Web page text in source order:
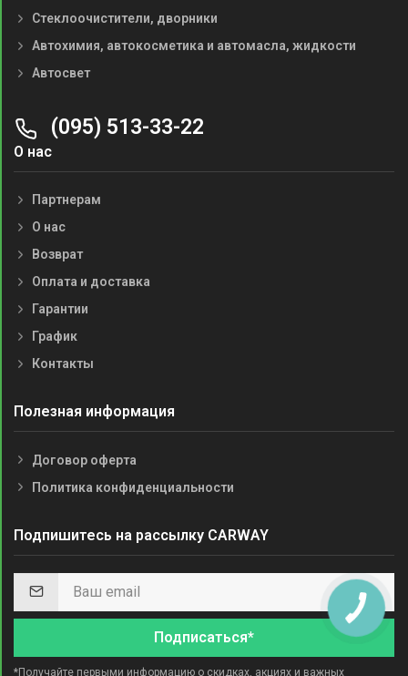
Стеклоочистители, дворники
Автохимия, автокосметика и автомасла, жидкости
Автосвет
(095) 513-33-22
О нас
Партнерам
О нас
Возврат
Оплата и доставка
Гарантии
График
Контакты
Полезная информация
Договор оферта
Политика конфиденциальности
Подпишитесь на рассылку CARWAY
Подписаться*
*Получайте первыми информацию о скидках, акциях и важных